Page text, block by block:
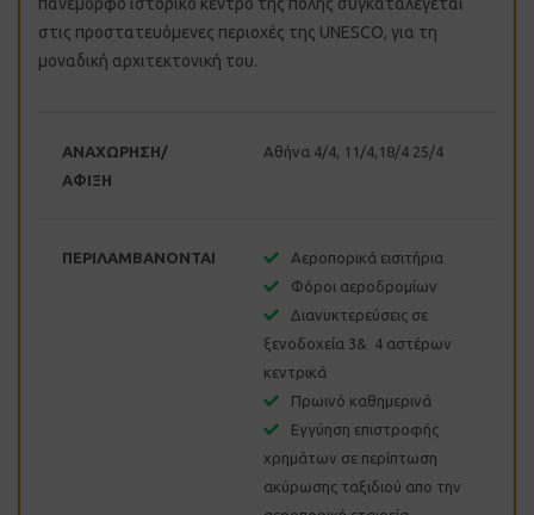
στις προστατευόμενες περιοχές της UNESCO, για τη
μοναδική αρχιτεκτονική του.
ΑΝΑΧΩΡΗΣΗ/
ΑΦΙΞΗ
Αθήνα 4/4, 11/4,18/4 25/4
ΠΕΡΙΛΑΜΒΑΝΟΝΤΑΙ
Αεροπορικά εισιτήρια
Φόροι αεροδρομίων
Διανυκτερεύσεις σε
ξενοδοχεία 3& 4 αστέρων
κεντρικά
Πρωινό καθημερινά
Εγγύηση επιστροφής
χρημάτων σε περίπτωση
ακύρωσης ταξιδιού απο την